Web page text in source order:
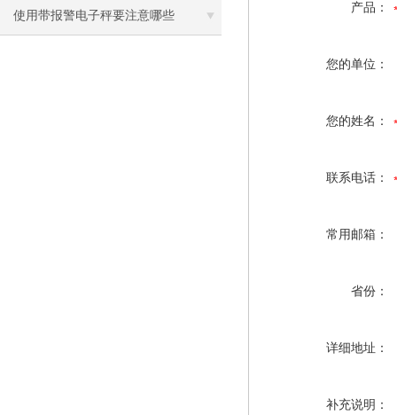
使用带报警电子秤要注意哪些
产品：
您的单位：
您的姓名：
联系电话：
常用邮箱：
省份：
详细地址：
补充说明：